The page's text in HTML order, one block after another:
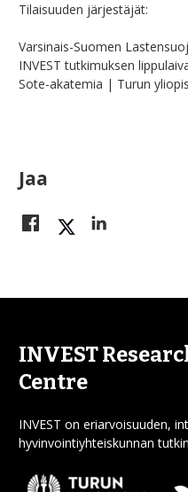
Tilaisuuden järjestäjät:
Varsinais-Suomen
INVEST tutkimuksen
Sote-akatemia | Turun
Jaa
INVEST
Centre
INVEST on eriarvoisuuden,
hyvinvointiyhteiskunnan